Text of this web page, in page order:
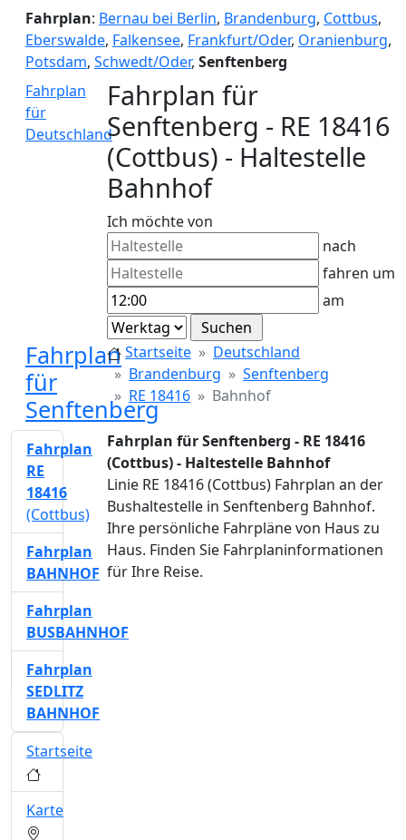
Fahrplan: Bernau bei Berlin, Brandenburg, Cottbus,
Eberswalde, Falkensee, Frankfurt/Oder, Oranienburg,
Potsdam, Schwedt/Oder, Senftenberg
Fahrplan
für
Deutschland
Fahrplan für
Senftenberg - RE 18416
(Cottbus) - Haltestelle
Bahnhof
Ich möchte von
nach
fahren um
am
Fahrplan
für
Senftenberg
Startseite
Deutschland
Brandenburg
Senftenberg
RE 18416
Bahnhof
Fahrplan für Senftenberg - RE 18416
(Cottbus) - Haltestelle Bahnhof
Linie RE 18416 (Cottbus) Fahrplan an der
Bushaltestelle in Senftenberg Bahnhof.
Ihre persönliche Fahrpläne von Haus zu
Haus. Finden Sie Fahrplaninformationen
für Ihre Reise.
Fahrplan
RE
18416
(Cottbus)
Fahrplan
BAHNHOF
Fahrplan
BUSBAHNHOF
Fahrplan
SEDLITZ
BAHNHOF
Startseite
Karte